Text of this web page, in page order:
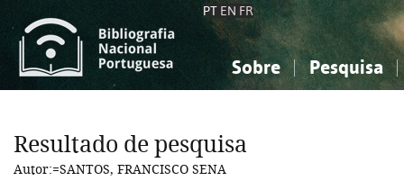
PT EN FR
Sobre Pesquisa
Ciências sociais...
Ciências sociais...
Resultado de pesquisa
Autor:=SANTOS, FRANCISCO SENA